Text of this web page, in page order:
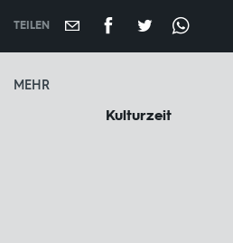
TEILEN
MEHR
Kulturzeit